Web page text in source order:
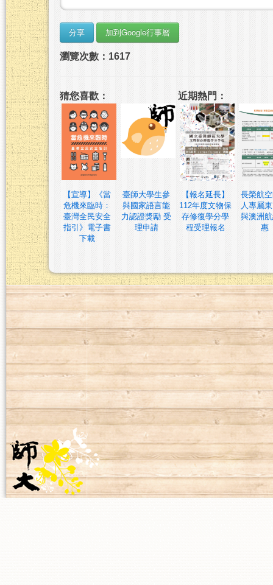
瀏覽次數：1617
猜您喜歡：
【宣導】《當
危機來臨時：
臺灣全民安全
指引》電子書
下載
臺師大學生參
與國家語言能
力認證獎勵 受
理申請
近期熱門：
【報名延長】
112年度文物保
存修復學分學
程受理報名
長榮航
人專屬
與澳洲
惠